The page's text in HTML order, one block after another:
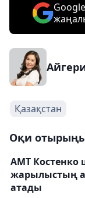
Қазақстан
Оқи
АМТ Костенко
жарылыстың
атады